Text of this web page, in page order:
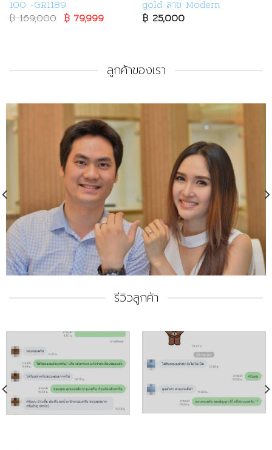
100 -GR1189
฿169,000 Original
price
฿79,999Current
gold ลาย Modern
฿25,000
ลูกค้าของเรา
รีวิวลูกค้า